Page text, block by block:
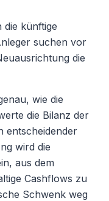
die künftige
suchen vor
die
wie die
die Bilanz der
entscheidender
wird die
aus dem
Cashflows zu
Schwenk weg